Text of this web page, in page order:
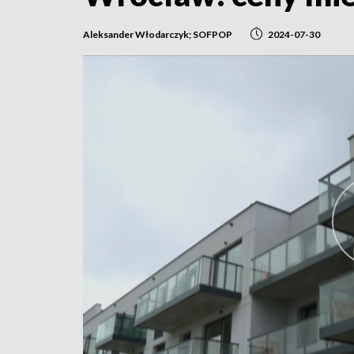
Aleksander Włodarczyk; SOFPOP 2024-07-30